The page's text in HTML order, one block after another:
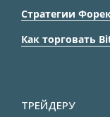
Стратегии
Как торговать
ТРЕЙДЕРУ